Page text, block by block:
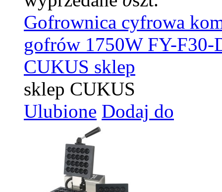
Gofrownica cyfrowa
gofrów 1750W FY-F30-
CUKUS sklep
sklep CUKUS
Ulubione Dodaj do